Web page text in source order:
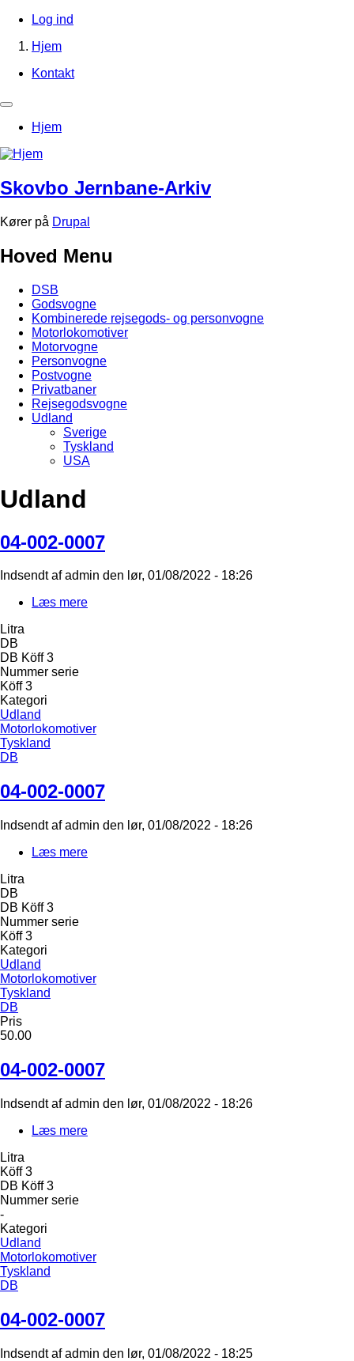
hovedindhold
Brugerkontomenu
Log ind
Brødkrumme
Hjem
Kontakt
Primær
navigation
Hjem
Skovbo Jernbane-Arkiv
Kører på Drupal
Hoved Menu
DSB
Godsvogne
Kombinerede rejsegods- og personvogne
Motorlokomotiver
Motorvogne
Personvogne
Postvogne
Privatbaner
Rejsegodsvogne
Udland
Sverige
Tyskland
USA
Udland
04-002-0007
Indsendt afadmin den lør, 01/08/2022 - 18:26
Læs mere
Litra
DB
DB Köff 3
Nummer serie
Köff 3
Kategori
Udland
Motorlokomotiver
Tyskland
DB
04-002-0007
Indsendt afadmin den lør, 01/08/2022 - 18:26
Læs mere
Litra
DB
DB Köff 3
Nummer serie
Köff 3
Kategori
Udland
Motorlokomotiver
Tyskland
DB
Pris
50.00
04-002-0007
Indsendt afadmin den lør, 01/08/2022 - 18:26
Læs mere
Litra
Köff 3
DB Köff 3
Nummer serie
-
Kategori
Udland
Motorlokomotiver
Tyskland
DB
04-002-0007
Indsendt afadmin den lør, 01/08/2022 - 18:25